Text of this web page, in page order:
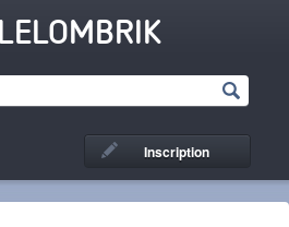
LELOMBRIK
Inscription